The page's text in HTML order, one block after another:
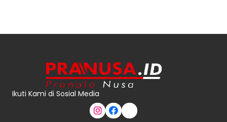
Ikuti Kami di Sosial Media